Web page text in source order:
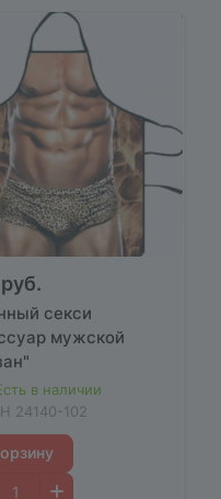
секси
мужской
в наличии
24140-102